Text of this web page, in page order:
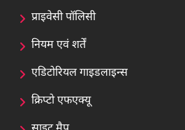
प्राइवेसी पॉलिसी
नियम एवं शर्तें
एडिटोरियल गाइडलाइन्स
क्रिप्टो एफएक्यू